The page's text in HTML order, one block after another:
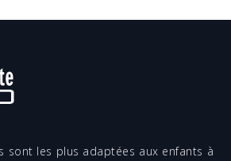
sont les plus adaptées aux enfants à